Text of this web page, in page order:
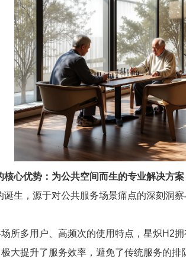
核心优势：为公共空间而生的专业解决方案
诞生，源于对公共服务场景痛点的深刻洞
所多用户、高频次的使用特点，星炽H2
大提升了服务效率，避免了传统服务的排